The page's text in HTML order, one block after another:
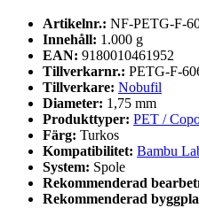
Artikelnr.: NF-PETG-F-
Innehåll: 1.000 g
EAN: 9180010461952
Tillverkarnr.: PETG-F-
Tillverkare: Nobufil
Diameter: 1,75 mm
Produkttyper: PET /
Färg: Turkos
Kompatibilitet: Bambu
System: Spole
Rekommenderad
Rekommenderad